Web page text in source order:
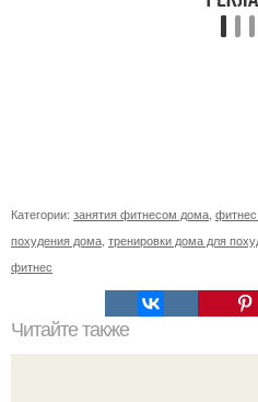
Категории: занятия фитнесом дома
похудения дома тренировки дома для
фитнес
Читайте также